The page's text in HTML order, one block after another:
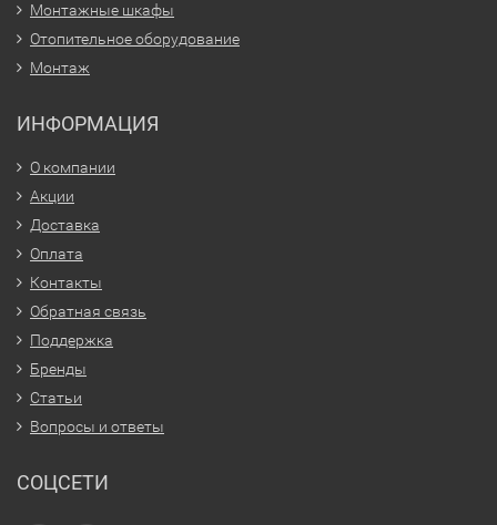
Монтажные шкафы
Отопительное оборудование
Монтаж
ИНФОРМАЦИЯ
О компании
Акции
Доставка
Оплата
Контакты
Обратная связь
Поддержка
Бренды
Статьи
Вопросы и ответы
СОЦСЕТИ